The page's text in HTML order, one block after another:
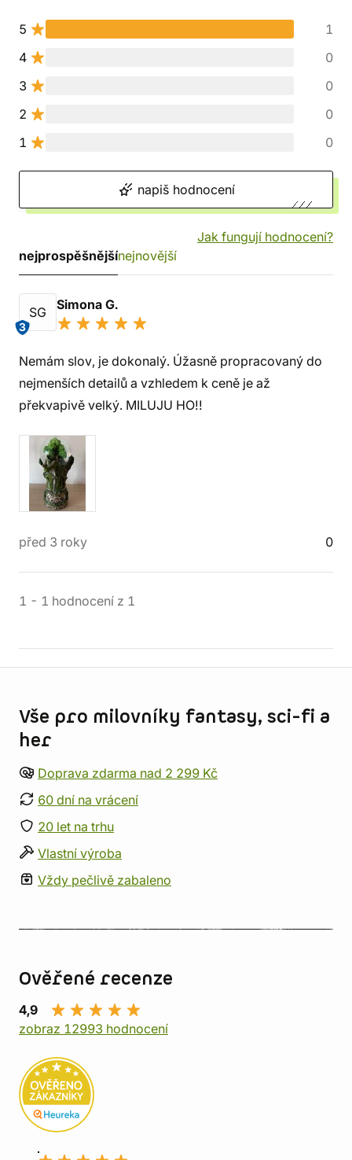
5
1
4
0
3
0
2
0
1
0
napiš hodnocení
Jak fungují hodnocení?
nejprospěšnějšínejnovější
SG
3
Simona G.
Nemám slov, je dokonalý. Úžasně propracovaný do
nejmenších detailů a vzhledem k ceně je až
překvapivě velký. MILUJU HO!!
před 3 roky 0
1 - 1 hodnocení z 1
Vše pro milovníky fantasy, sci-fi a
her
Doprava zdarma nad 2 299 Kč
60 dní na vrácení
20 let na trhu
Vlastní výroba
Vždy pečlivě zabaleno
Ověřené recenze
4,9
zobraz 12993 hodnocení